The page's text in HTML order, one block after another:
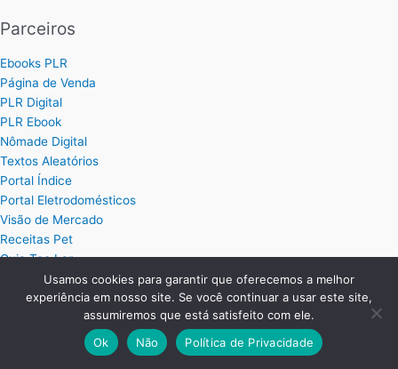
Parceiros
Ebooks PLR
Página de Venda
PLR Digital
PLR Ebook
Nômade Digital
Textos Aleatórios
Portal Índice
Portal Eletrodomésticos
Visão de Mercado
Receitas Pet
Guia Tec Lar
Bem Informado
Ebook PLR
Próprio Sistemas
Usamos cookies para garantir que oferecemos a melhor
experiência em nosso site. Se você continuar a usar este site,
assumiremos que está satisfeito com ele.
Ok
Não Política de Privacidade